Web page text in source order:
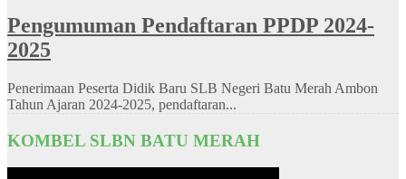
Pengumuman Pendaftaran PPDP 2024-
2025
Penerimaan Peserta Didik Baru SLB Negeri Batu Merah Ambon
Tahun Ajaran 2024-2025, pendaftaran...
KOMBEL SLBN BATU MERAH